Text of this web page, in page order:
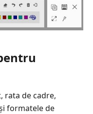
rata de cadre,
formatele de